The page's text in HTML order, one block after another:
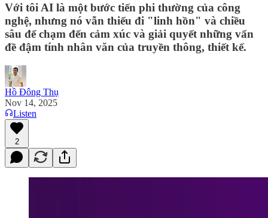
Với tôi AI là một bước tiến phi thường của công
nghệ, nhưng nó vẫn thiếu đi "linh hồn" và chiều
sâu để chạm đến cảm xúc và giải quyết những vấn
đề đậm tính nhân văn của truyền thông, thiết kế.
Hồ Đông Thụ
Nov 14, 2025
Listen
2